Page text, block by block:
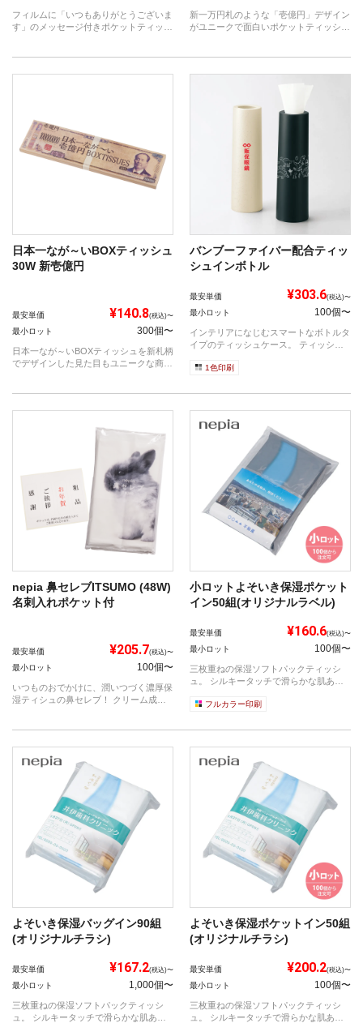
フィルムに「いつもありがとうございま
す」のメッセージ付きポケットティッシ
新一万円札のような「壱億円」デザイン
がユニークで面白いポケットティッシュ
日本一なが～いBOXティッシュ
30W 新壱億円
最安単価 ¥140.8(税込)〜
最小ロット 300個〜
日本一なが～いBOXティッシュを新札柄
でデザインした見た目もユニークな商品
バンブーファイバー配合ティッ
シュインボトル
最安単価 ¥303.6(税込)〜
最小ロット 100個〜
インテリアになじむスマートなボトルタ
イプのティッシュケース。 ティッシュ
1色印刷
nepia 鼻セレブITSUMO (48W)
名刺入れポケット付
最安単価 ¥205.7(税込)〜
最小ロット 100個〜
いつものおでかけに、潤いつづく濃厚保
湿ティシュの鼻セレブ！ クリーム成分
小ロットよそいき保湿ポケット
イン50組(オリジナルラベル)
最安単価 ¥160.6(税込)〜
最小ロット 100個〜
三枚重ねの保湿ソフトパックティッシ
ュ。 シルキータッチで滑らかな肌あた
フルカラー印刷
よそいき保湿バッグイン90組
(オリジナルチラシ)
最安単価 ¥167.2(税込)〜
最小ロット 1,000個〜
三枚重ねの保湿ソフトパックティッシ
ュ。 シルキータッチで滑らかな肌あた
よそいき保湿ポケットイン50組
(オリジナルチラシ)
最安単価 ¥200.2(税込)〜
最小ロット 100個〜
三枚重ねの保湿ソフトパックティッシ
ュ。 シルキータッチで滑らかな肌あた